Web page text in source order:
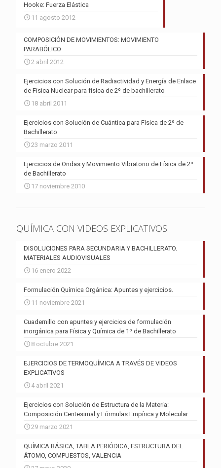
Hooke: Fuerza Elástica
11 agosto 2012
COMPOSICIÓN DE MOVIMIENTOS: MOVIMIENTO
PARABÓLICO
2 abril 2012
Ejercicios con Solución de Radiactividad y Energía de Enlace
de Física Nuclear para física de 2º de bachillerato
18 abril 2011
Ejercicios con Solución de Cuántica para Física de 2º de
Bachillerato
23 marzo 2011
Ejercicios de Ondas y Movimiento Vibratorio de Física de 2º
de Bachillerato
17 noviembre 2010
QUÍMICA CON VIDEOS EXPLICATIVOS
DISOLUCIONES PARA SECUNDARIA Y BACHILLERATO.
MATERIALES AUDIOVISUALES
16 enero 2022
Formulación Química Orgánica: Apuntes y ejercicios.
11 noviembre 2021
Cuadernillo con apuntes y ejercicios de formulación
inorgánica para Física y Química de 1º de Bachillerato
8 octubre 2021
EJERCICIOS DE TERMOQUÍMICA A TRAVÉS DE VIDEOS
EXPLICATIVOS
4 abril 2021
Ejercicios con Solución de Estructura de la Materia:
Composición Centesimal y Fórmulas Empírica y Molecular
29 marzo 2021
QUÍMICA BÁSICA, TABLA PERIÓDICA, ESTRUCTURA DEL
ÁTOMO, COMPUESTOS, VALENCIA